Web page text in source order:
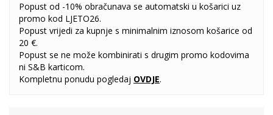
Popust od -10% obračunava se automatski u košarici uz
promo kod LJETO26.
Popust vrijedi za kupnje s minimalnim iznosom košarice od
20 €.
Popust se ne može kombinirati s drugim promo kodovima
ni S&B karticom.
Kompletnu ponudu pogledaj OVDJE.